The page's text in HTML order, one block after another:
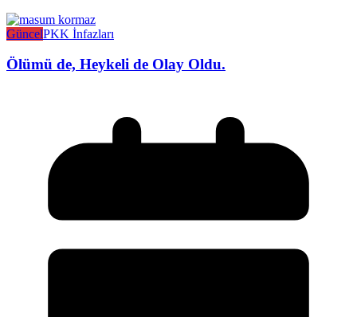
GüncelPKK İnfazları
Ölümü de, Heykeli de Olay Oldu.